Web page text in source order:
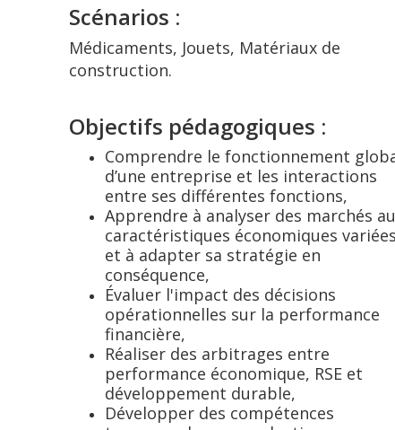
Scénarios :
Médicaments, Jouets, Matériaux de
construction.
Objectifs pédagogiques :
Comprendre le fonctionnement
d’une entreprise et les interactions
entre ses différentes fonctions,
Apprendre à analyser des marchés
caractéristiques économiques variées
et à adapter sa stratégie en
conséquence,
Évaluer l'impact des décisions
opérationnelles sur la performance
financière,
Réaliser des arbitrages entre
performance économique, RSE et
développement durable,
Développer des compétences